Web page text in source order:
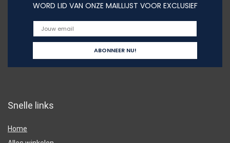
WORD LID VAN ONZE MAILLIJST VOOR EXCLUSIEF
Snelle links
Home